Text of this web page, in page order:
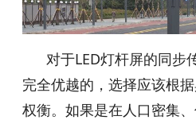
对于LED灯杆屏的同步
完全优越的，选择应该根
权衡。如果是在人口密集